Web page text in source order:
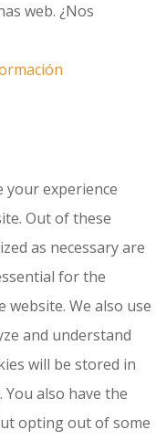
web. ¿Nos
your experience
Out of these
as necessary are
for the
We also use
and understand
will be stored in
also have the
opting out of some